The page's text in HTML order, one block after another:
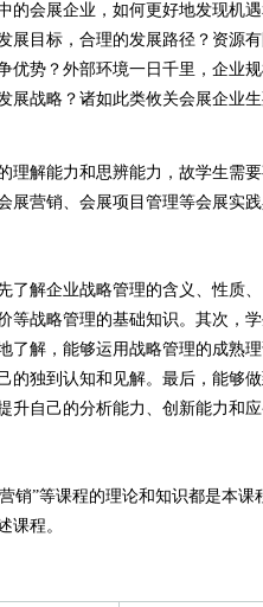
会展企业，如何更好地发现机遇
展目标，合理的发展路径？资源
优势？外部环境一日千里，企业
展战略？诸如此类攸关会展企业
解能力和思辨能力，故学生需要
展营销、会展项目管理等会展实
解企业战略管理的含义、性质、
等战略管理的基础知识。其次，
了解，能够运用战略管理的成熟
的独到认知和见解。最后，能够
升自己的分析能力、创新能力和
”等课程的理论和知识都是本课
课程。